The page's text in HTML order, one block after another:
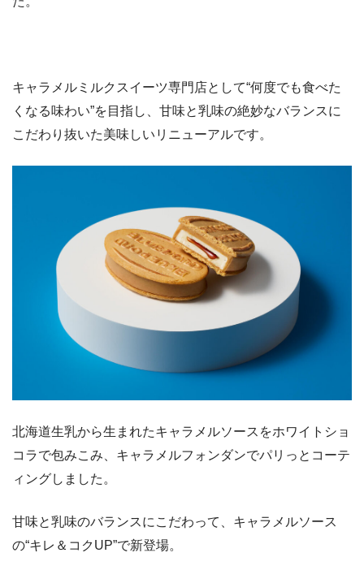
キャラメルミルクスイーツ専門店として“何度でも食べた
くなる味わい”を目指し、甘味と乳味の絶妙なバランスに
こだわり抜いた美味しいリニューアルです。
北海道⽣乳から⽣まれたキャラメルソースをホワイトショ
コラで包みこみ、キャラメルフォンダンでパリっとコーテ
ィングしました。
甘味と乳味のバランスにこだわって、キャラメルソース
の“キレ＆コクUP”で新登場。